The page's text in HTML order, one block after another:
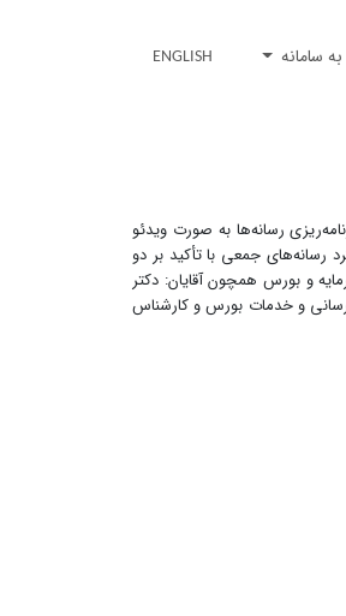
سامانه ENGLISH
از ساعت 13 الی 14:30 در دفتر مطالعات و برنامه‌ریزی رسانه‌ها به صورت ویدئو
رسانه‌‌های جمعی با تأکید بر دو
و بورس همچون آقایان: دکتر
و خدمات بورس و کارشناس